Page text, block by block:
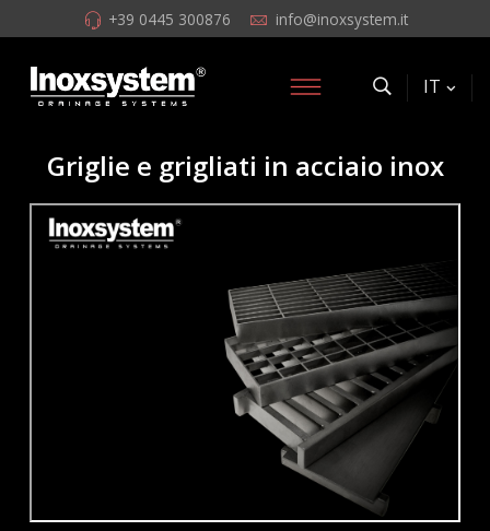
+39 0445 300876 info@inoxsystem.it
IT
Griglie e grigliati in acciaio inox